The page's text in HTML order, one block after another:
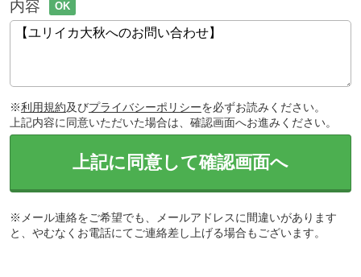
内容 OK
※利用規約及びプライバシーポリシーを必ずお読みください。
上記内容に同意いただいた場合は、確認画面へお進みください。
上記に同意して確認画面へ
※メール連絡をご希望でも、メールアドレスに間違いがあります
と、やむなくお電話にてご連絡差し上げる場合もございます。